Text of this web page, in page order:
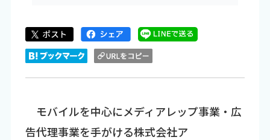
モバイルを中心にメディアレップ事業・広
告代理事業を手がける株式会社ア